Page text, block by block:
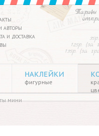
Тарифы
125р. (за
135р. (за
АВТОРЫ
И ДОСТАВКА
НАКЛЕЙКИ
фигурные
мини